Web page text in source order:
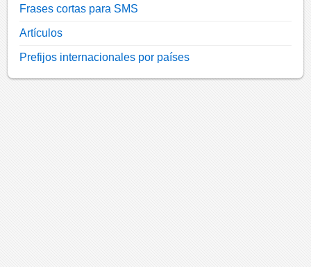
Frases cortas para SMS
Artículos
Prefijos internacionales por países